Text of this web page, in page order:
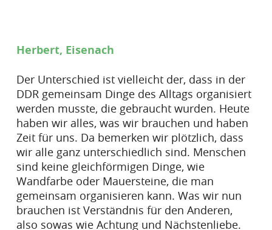
Herbert, Eisenach
Der Unterschied ist vielleicht der, dass in der
DDR gemeinsam Dinge des Alltags organisiert
werden musste, die gebraucht wurden. Heute
haben wir alles, was wir brauchen und haben
Zeit für uns. Da bemerken wir plötzlich, dass
wir alle ganz unterschiedlich sind. Menschen
sind keine gleichförmigen Dinge, wie
Wandfarbe oder Mauersteine, die man
gemeinsam organisieren kann. Was wir nun
brauchen ist Verständnis für den Anderen,
also sowas wie Achtung und Nächstenliebe.